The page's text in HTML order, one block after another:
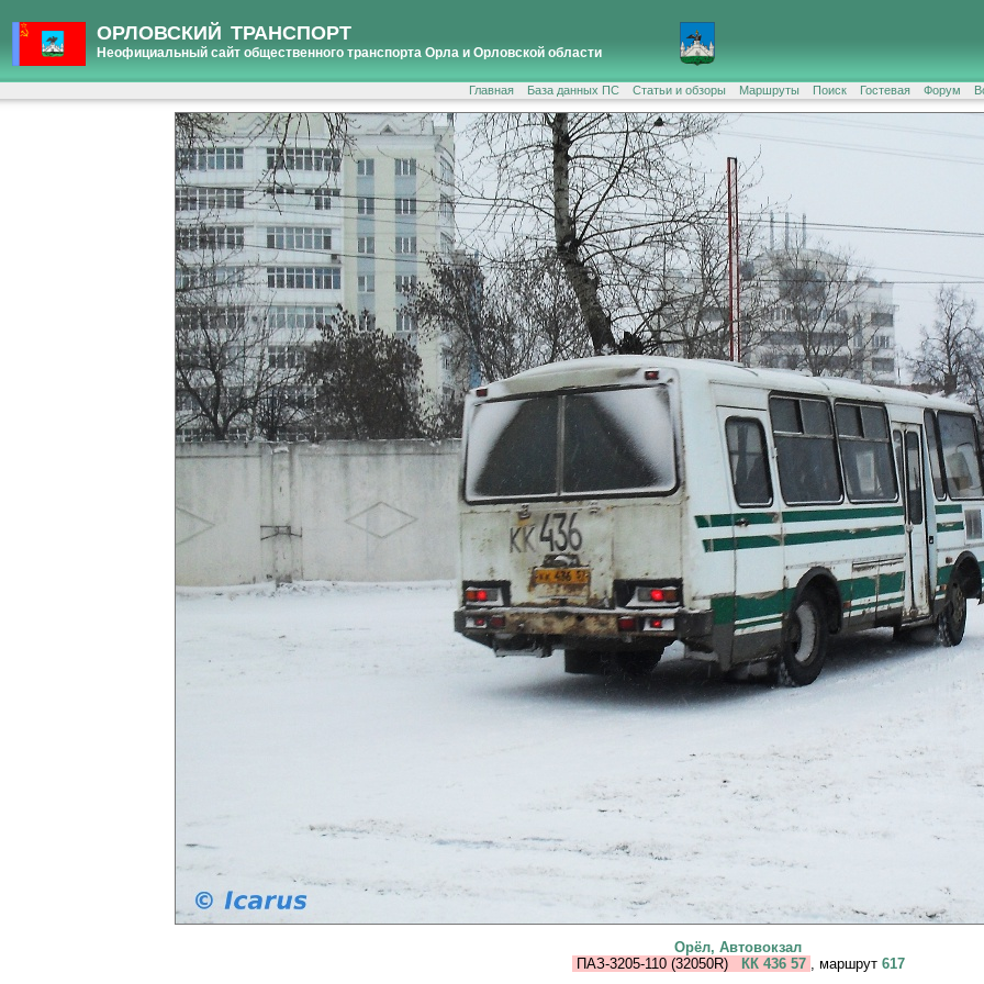
ОРЛОВСКИЙ ТРАНСПОРТ
Неофициальный сайт общественного транспорта Орла и Орловской области
Главная База данных ПС Статьи и обзоры Маршруты Поиск Гостевая Форум
Орёл, Автовокзал
ПАЗ-3205-110 (32050R)
КК 436 57 , маршрут 617